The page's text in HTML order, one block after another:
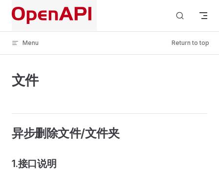
Skip to content
Menu Return to top
文件
异步删除文件/文件夹
1.接口说明